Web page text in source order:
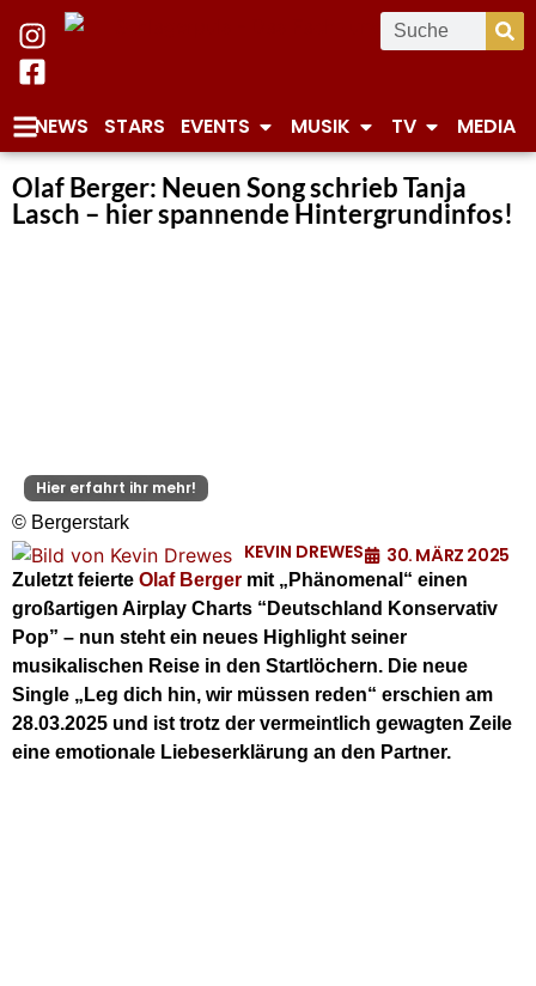
NEWS STARS EVENTS MUSIK TV MEDIA
Olaf Berger: Neuen Song schrieb Tanja
Lasch – hier spannende Hintergrundinfos!
Hier erfahrt ihr mehr!
© Bergerstark
KEVIN DREWES 30. MÄRZ 2025
Zuletzt feierte Olaf Berger mit „Phänomenal“ einen
großartigen Airplay Charts “Deutschland Konservativ
Pop” – nun steht ein neues Highlight seiner
musikalischen Reise in den Startlöchern. Die neue
Single „Leg dich hin, wir müssen reden“ erschien am
28.03.2025 und ist trotz der vermeintlich gewagten Zeile
eine emotionale Liebeserklärung an den Partner.